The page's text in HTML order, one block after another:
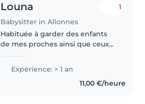
Louna
Babysitter in Allonnes
1
Habituée à garder des enfants
de mes proches ainsi que ceux
vraie expérience dans la garde
d'enfants de différents âges.
Patiente, douce et très à
Expérience: > 1 an
11,00 €/heure